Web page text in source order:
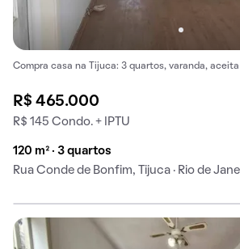
Compra casa na Tijuca: 3 quartos, varanda,
R$ 465.000
R$ 145 Condo. + IPTU
120 m² · 3 quartos
Rua Conde de Bonfim, Tijuca · Rio de